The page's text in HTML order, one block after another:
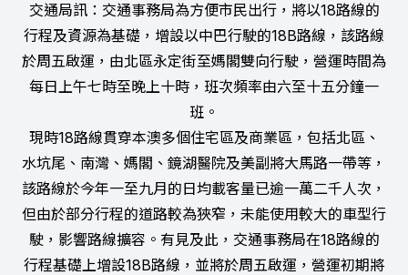
交通局訊：交通事務局為方便市民出行，將以18路線的
行程及資源為基礎，增設以中巴行駛的18B路線，該路線
於周五啟運，由北區永定街至媽閣雙向行駛，營運時間為
每日上午七時至晚上十時，班次頻率由六至十五分鐘一
班。
現時18路線貫穿本澳多個住宅區及商業區，包括北區、
水坑尾、南灣、媽閣、鏡湖醫院及美副將大馬路一帶等，
該路線於今年一至九月的日均載客量已逾一萬二千人次，
但由於部分行程的道路較為狹窄，未能使用較大的車型行
駛，影響路線擴容。有見及此，交通事務局在18路線的
行程基礎上增設18B路線，並將於周五啟運，營運初期將